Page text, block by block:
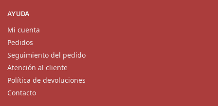
AYUDA
Mi cuenta
Pedidos
Seguimiento del pedido
Atención al cliente
Política de devoluciones
Contacto